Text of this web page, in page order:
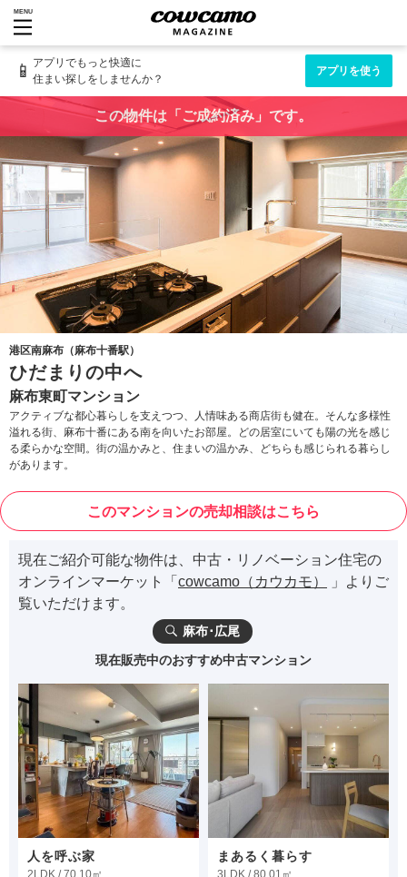
MENU
📱 アプリでもっと快適に
住まい探しをしませんか？
アプリを使う
この物件は「ご成約済み」です。
港区南麻布（麻布十番駅）
ひだまりの中へ
麻布東町マンション
アクティブな都心暮らしを支えつつ、人情味ある商店街も健在。そんな多様性
溢れる街、麻布十番にある南を向いたお部屋。どの居室にいても陽の光を感じ
る柔らかな空間。街の温かみと、住まいの温かみ、どちらも感じられる暮らし
があります。
このマンションの売却相談はこちら
現在ご紹介可能な物件は、中古・リノベーション住宅の
オンラインマーケット「 cowcamo（カウカモ）
」よりご
覧いただけます。
麻布･広尾
現在販売中のおすすめ中古マンション
人を呼ぶ家 まあるく暮らす